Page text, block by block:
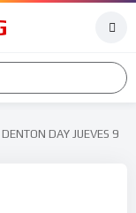
DAY JUEVES 9